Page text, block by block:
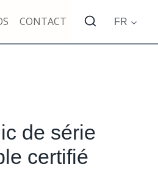
CONTACT FR
de série
certifié